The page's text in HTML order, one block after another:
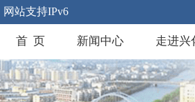
网站支持IPv6
首 页 新闻中心 走进兴